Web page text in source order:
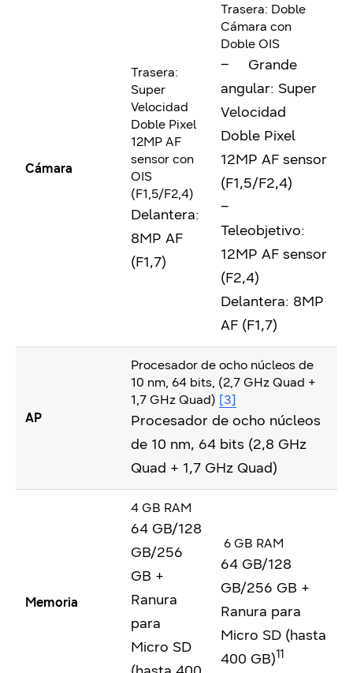
Cámara
Trasera:
Super
Velocidad
Doble Pixel
12MP AF
sensor con
OIS
(F1,5/F2,4)
Delantera:
8MP AF
(F1,7)
Trasera: Doble
Cámara con
Doble OIS
– Grande
angular: Super
Velocidad
Doble Pixel
12MP AF sensor
(F1,5/F2,4)
–
Teleobjetivo:
12MP AF sensor
(F2,4)
Delantera: 8MP
AF (F1,7)
AP
Procesador de ocho núcleos de
10 nm, 64 bits, (2,7 GHz Quad +
1,7 GHz Quad) [3]
Procesador de ocho núcleos
de 10 nm, 64 bits (2,8 GHz
Quad + 1,7 GHz Quad)
Memoria
4 GB RAM
64 GB/128
GB/256
GB +
Ranura
para
Micro SD
6 GB RAM
64 GB/128
GB/256 GB +
Ranura para
Micro SD (hasta
400 GB)11